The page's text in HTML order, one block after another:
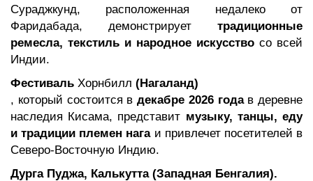
Сураджкунд, расположенная недалеко от
Фаридабада, демонстрирует традиционные
ремесла, текстиль и народное искусство со всей
Индии.
Фестиваль Хорнбилл (Нагаланд)
, который состоится в декабре 2026 годав деревне
наследия Кисама, представит музыку, танцы, еду
и традиции племен нагаи привлечет посетителей в
Северо-Восточную Индию.
Дурга Пуджа, Калькутта (Западная Бенгалия).